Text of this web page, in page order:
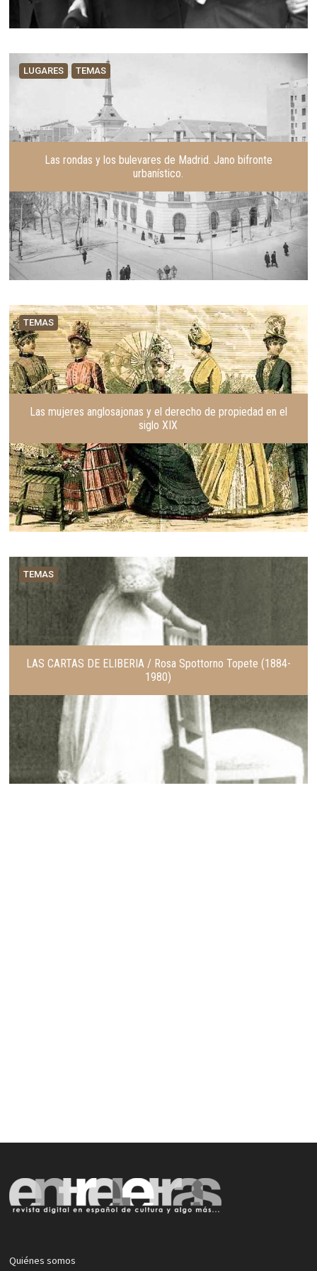
LUGARES TEMAS
Las rondas y los bulevares de Madrid. Jano bifronte
urbanístico.
TEMAS
Las mujeres anglosajonas y el derecho de propiedad en el
siglo XIX
TEMAS
LAS CARTAS DE ELIBERIA / Rosa Spottorno Topete (1884-
1980)
Quiénes somos